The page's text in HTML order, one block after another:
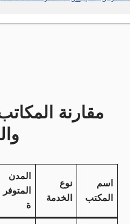
مقارنة
اسم
المكتب
نوع
الخدمة
المدن
المتوفر
ة